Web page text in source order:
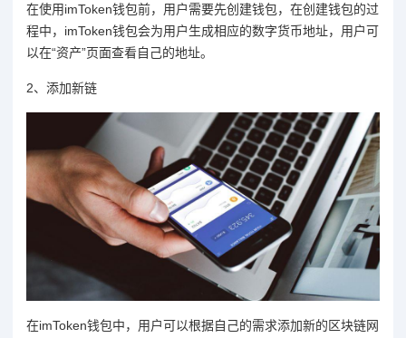
在使用imToken钱包前，用户需要先创建钱包，在创建钱包的过
程中，imToken钱包会为用户生成相应的数字货币地址，用户可
以在“资产”页面查看自己的地址。
2、添加新链
在imToken钱包中，用户可以根据自己的需求添加新的区块链网